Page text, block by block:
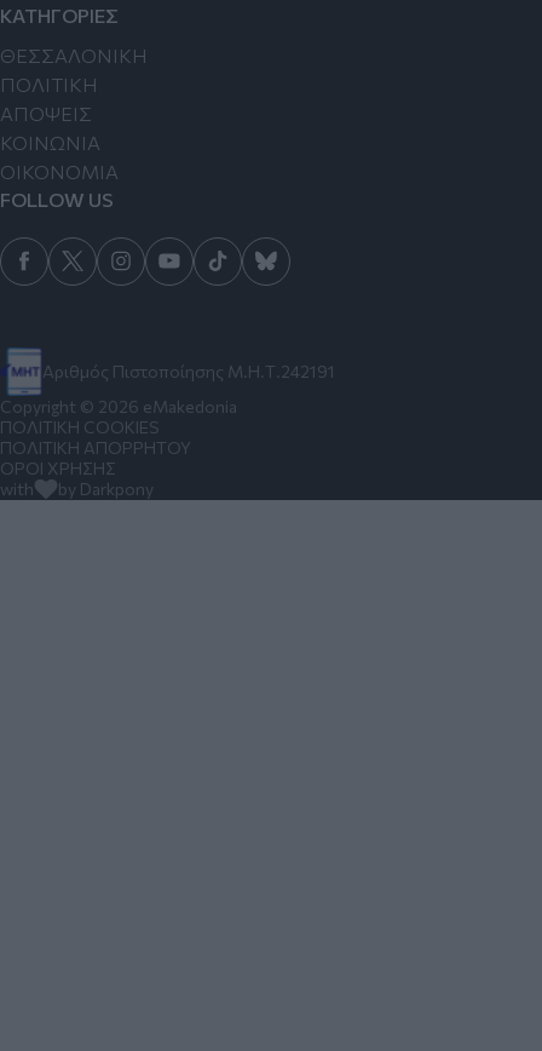
Αριθμός Πιστοποίησης Μ.Η.Τ.242191
ΚΑΤΗΓΟΡΙΕΣ
ΘΕΣΣΑΛΟΝΙΚΗ
ΠΟΛΙΤΙΚΗ
ΑΠΟΨΕΙΣ
ΚΟΙΝΩΝΙΑ
ΟΙΚΟΝΟΜΙΑ
FOLLOW US
Copyright © 2026 eMakedonia
ΠΟΛΙΤΙΚΗ COOKIES
ΠΟΛΙΤΙΚΗ ΑΠΟΡΡΗΤΟΥ
ΟΡΟΙ ΧΡΗΣΗΣ
with
by Darkpony